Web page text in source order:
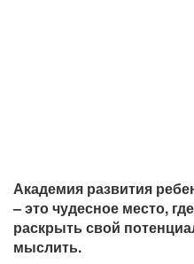
Академия развития
– это чудесное место,
раскрыть свой
мыслить.